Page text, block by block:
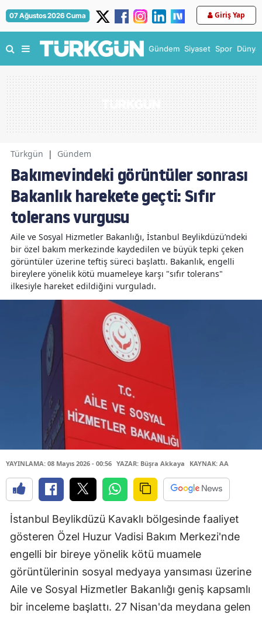
07 Ağustos 2026 Cuma Giriş Yap
Gündem Siyaset Spor Dünya
Türkgün | Gündem
Bakımevindeki görüntüler sonrası
Bakanlık harekete geçti: Sıfır
tolerans vurgusu
Aile ve Sosyal Hizmetler Bakanlığı, İstanbul Beylikdüzü’ndeki
bir özel bakım merkezinde kaydedilen ve büyük tepki çeken
görüntüler üzerine teftiş süreci başlattı. Bakanlık, engelli
bireylere yönelik kötü muameleye karşı "sıfır tolerans"
ilkesiyle hareket edildiğini vurguladı.
YAYINLAMA: 08 Mayıs 2026 - 00:56 YAZAR: Büşra Akkaya KAYNAK: AA
İstanbul Beylikdüzü Kavaklı bölgesinde faaliyet
gösteren Özel Huzur Vadisi Bakım Merkezi'nde
engelli bir bireye yönelik kötü muamele
görüntülerinin sosyal medyaya yansıması üzerine
Aile ve Sosyal Hizmetler Bakanlığı geniş kapsamlı
bir inceleme başlattı. 27 Nisan'da meydana gelen